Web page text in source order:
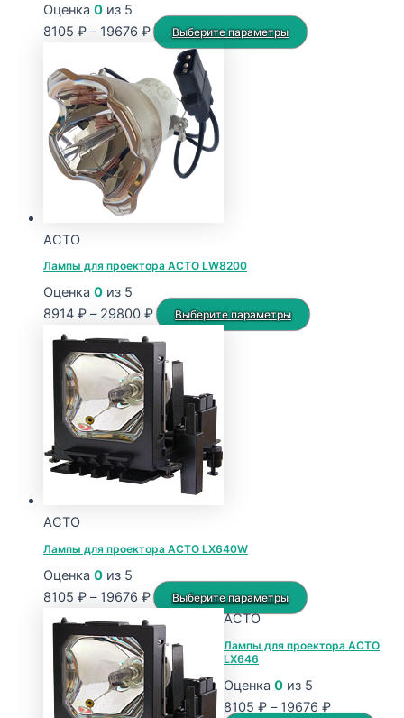
Оценка 0 из 5
8105 ₽ – 19676 ₽Диапазон
цен:
8105 ₽
–
19676 ₽
Выберите параметры
Этот
ACTO
Лампы для проектора ACTO LW8200
Оценка 0 из 5
8914 ₽ – 29800 ₽Диапазон
8914 ₽
29800 ₽
Выберите параметры
Этот
ACTO
Лампы для проектора ACTO LX640W
Оценка 0 из 5
8105 ₽ – 19676 ₽Диапазон
8105 ₽
19676 ₽
Выберите параметры
Этот
имеет
вариаций.
Опции
ACTO
Лампы для проектора ACTO
LX646
Оценка 0 из 5
8105 ₽ – 19676 ₽Диапазон